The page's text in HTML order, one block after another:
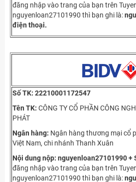
đăng nhập vào trang của bạn trên
nguyenloan27101990 thì bạn ghi là:
điện thoại.
Số TK: 22210001172547
Tên TK: CÔNG TY CỔ PHẦN CÔNG
PHÁT
Ngân hàng: Ngân hàng thương mại cổ
Việt Nam, chi nhánh Thanh Xuân
Nội dung nộp: nguyenloan27101990 +
đăng nhập vào trang của bạn trên
nguyenloan27101990 thì bạn ghi là: